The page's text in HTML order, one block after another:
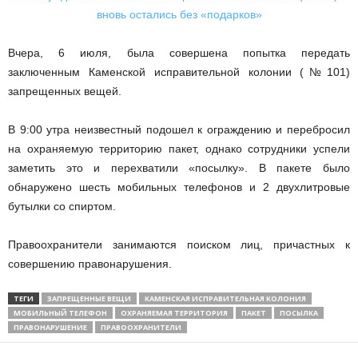
Вчера, 6 июля, была совершена попытка передать
заключенным Каменской исправительной колонии (№101)
запрещенных вещей.
В 9:00 утра неизвестный подошел к ограждению и перебросил
на охраняемую территорию пакет, однако сотрудники успели
заметить это и перехватили «посылку». В пакете было
обнаружено шесть мобильных телефонов и 2 двухлитровые
бутылки со спиртом.
Правоохранители занимаются поиском лиц, причастных к
совершению правонарушения.
ТЕГИ ЗАПРЕЩЕННЫЕ ВЕЩИ
КАМЕНСКАЯ ИСПРАВИТЕЛЬНАЯ КОЛОНИЯ
МОБИЛЬНЫЙ ТЕЛЕФОН
ОХРАНЯЕМАЯ ТЕРРИТОРИЯ ПАКЕТ
ПОСЫЛКА
ПРАВОНАРУШЕНИЕ
ПРАВООХРАНИТЕЛИ